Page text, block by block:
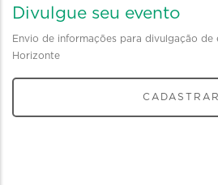
Divulgue seu evento
Envio de informações para divulgação de
Horizonte
CADASTRAR